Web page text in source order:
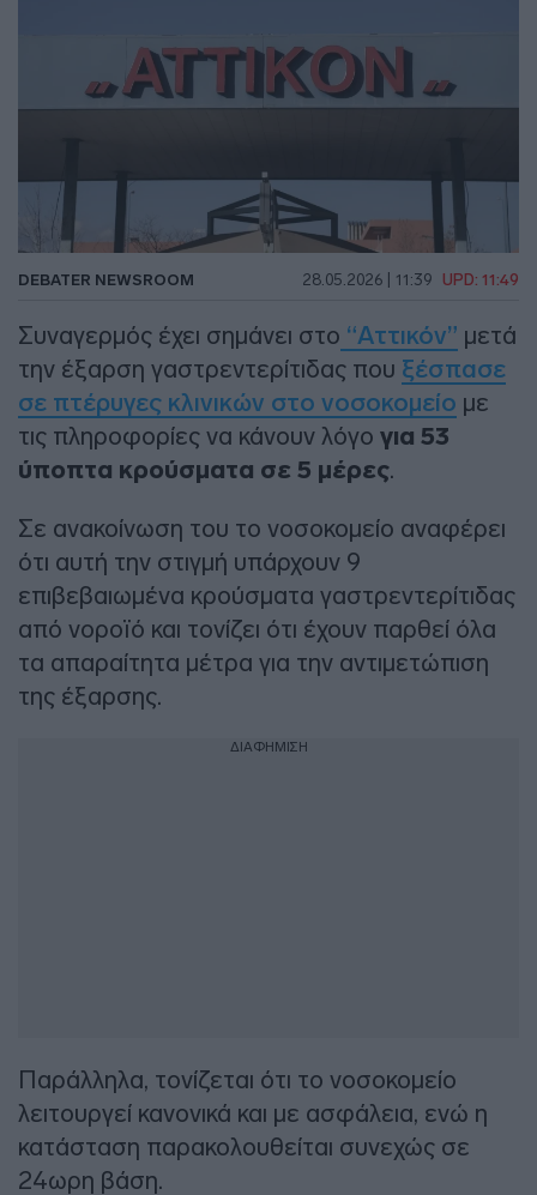
DEBATER NEWSROOM 28.05.2026 | 11:39 UPD: 11:49
Συναγερμός έχει σημάνει στο “Αττικόν” μετά
την έξαρση γαστρεντερίτιδας που ξέσπασε
σε πτέρυγες κλινικών στο νοσοκομείο με
τις πληροφορίες να κάνουν λόγο για 53
ύποπτα κρούσματα σε 5 μέρες.
Σε ανακοίνωση του το νοσοκομείο αναφέρει
ότι αυτή την στιγμή υπάρχουν 9
επιβεβαιωμένα κρούσματα γαστρεντερίτιδας
από νοροϊό και τονίζει ότι έχουν παρθεί όλα
τα απαραίτητα μέτρα για την αντιμετώπιση
της έξαρσης.
ΔΙΑΦΗΜΙΣΗ
Παράλληλα, τονίζεται ότι το νοσοκομείο
λειτουργεί κανονικά και με ασφάλεια, ενώ η
κατάσταση παρακολουθείται συνεχώς σε
24ωρη βάση.